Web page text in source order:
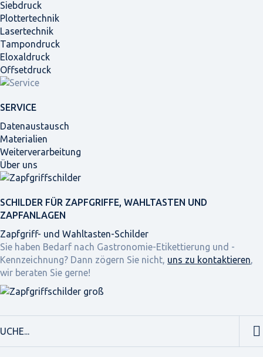
Siebdruck
Plottertechnik
Lasertechnik
Tampondruck
Eloxaldruck
Offsetdruck
SERVICE
Datenaustausch
Materialien
Weiterverarbeitung
Über uns
SCHILDER FÜR ZAPFGRIFFE, WAHLTASTEN UND
ZAPFANLAGEN
Zapfgriff- und Wahltasten-Schilder
Sie haben Bedarf nach Gastronomie-Etikettierung und -
Kennzeichnung? Dann zögern Sie nicht, uns zu kontaktieren,
wir beraten Sie gerne!